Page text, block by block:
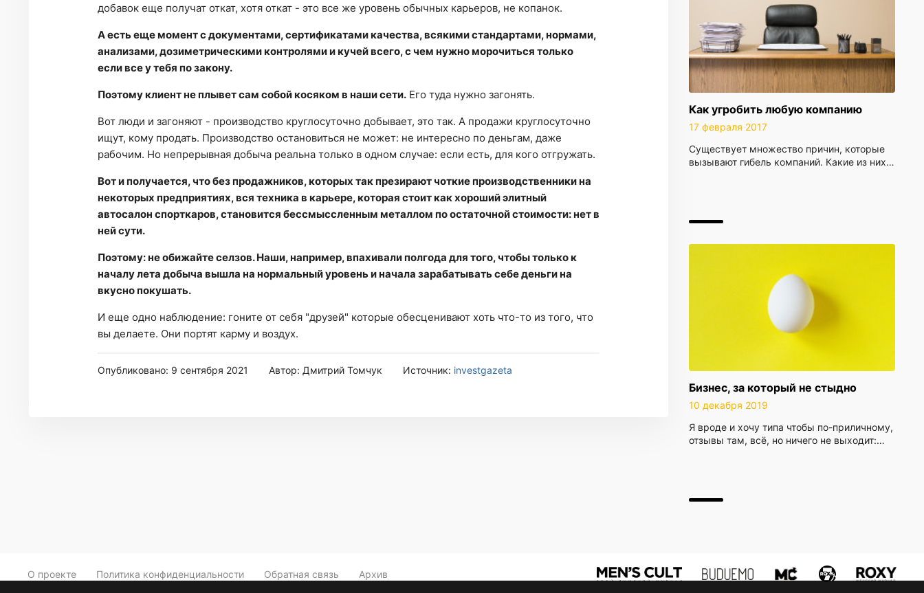
Как угробить любую компанию
17 февраля 2017
Существует множество причин, которые
вызывают гибель компаний. Какие из них…
Бизнес, за который не стыдно
10 декабря 2019
Я вроде и хочу типа чтобы по-приличному,
отзывы там, всё, но ничего не выходит:…
добавок еще получат откат, хотя откат - это все же уровень обычных карьеров, не копанок.
А есть еще момент с документами, сертификатами качества, всякими стандартами, нормами,
анализами, дозиметрическими контролями и кучей всего, с чем нужно морочиться только
если все у тебя по закону.
Поэтому клиент не плывет сам собой косяком в наши сети. Его туда нужно загонять.
Вот люди и загоняют - производство круглосуточно добывает, это так. А продажи круглосуточно
ищут, кому продать. Производство остановиться не может: не интересно по деньгам, даже
рабочим. Но непрерывная добыча реальна только в одном случае: если есть, для кого отгружать.
Вот и получается, что без продажников, которых так презирают чоткие производственники на
некоторых предприятиях, вся техника в карьере, которая стоит как хороший элитный
автосалон спорткаров, становится бессмыссленным металлом по остаточной стоимости: нет в
ней сути.
Поэтому: не обижайте селзов. Наши, например, впахивали полгода для того, чтобы только к
началу лета добыча вышла на нормальный уровень и начала зарабатывать себе деньги на
вкусно покушать.
И еще одно наблюдение: гоните от себя "друзей" которые обесценивают хоть что-то из того, что
вы делаете. Они портят карму и воздух.
Опубликовано: 9 сентября 2021 Автор: Дмитрий Томчук Источник: investgazeta
О проекте Политика конфиденциальности Обратная связь Архив